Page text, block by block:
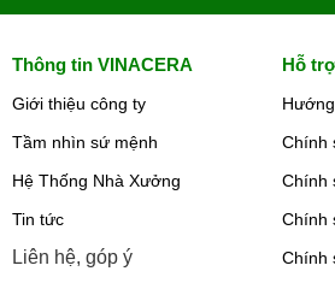
Thông tin VINACERA
Giới thiệu công ty
Tầm nhìn sứ mệnh
Hệ Thống Nhà Xưởng
Tin tức
Liên hệ, góp ý
Hỗ
Chính
Chính
Chính
Chính